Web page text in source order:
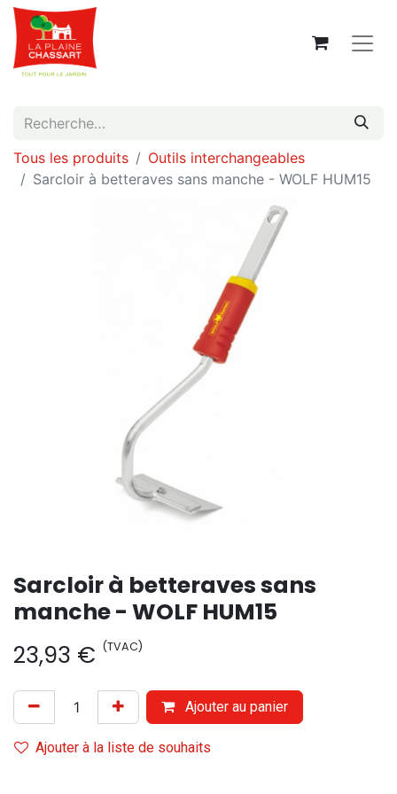
Tous les produits
Outils interchangeables
Sarcloir à betteraves sans manche - WOLF HUM15
Sarcloir à betteraves sans
manche - WOLF HUM15
23,93 € (TVAC)
Ajouter au panier
Ajouter à la liste de souhaits